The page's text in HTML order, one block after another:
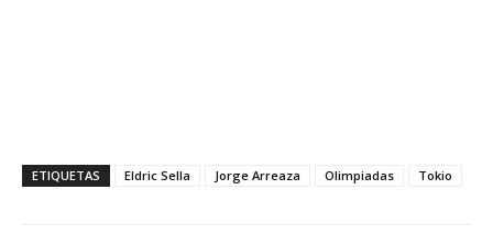
ETIQUETAS Eldric Sella Jorge Arreaza Olimpiadas Tokio